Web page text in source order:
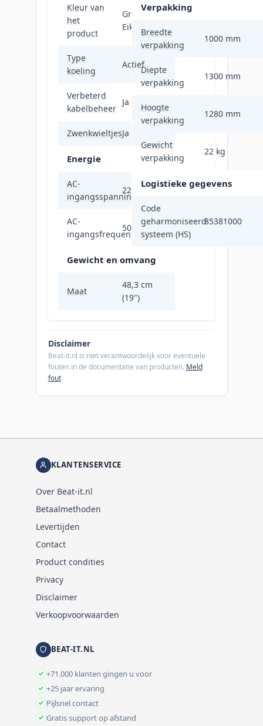
Kleur van
het
product
Grijs,
Eiken
Type
koeling
Actief
Verbeterd
kabelbeheer
Ja
ZwenkwieltjesJa
Energie
AC-
ingangsspanning
220 - 240 V
AC-
ingangsfrequentie
50 - 60 Hz
Gewicht en omvang
Maat
48,3 cm
(19")
Verpakking
Breedte
verpakking
1000 mm
Diepte
verpakking
1300 mm
Hoogte
verpakking
1280 mm
Gewicht
verpakking
22 kg
Logistieke gegevens
Code
geharmoniseerd
systeem (HS)
85381000
Disclaimer
Beat-it.nl is niet verantwoordelijk voor eventuele
fouten in de documentatie van producten. Meld
fout
KLANTENSERVICE
Over Beat-it.nl
Betaalmethoden
Levertijden
Contact
Product condities
Privacy
Disclaimer
Verkoopvoorwaarden
BEAT-IT.NL
+71.000 klanten gingen u voor
+25 jaar ervaring
Pijlsnel contact
Gratis support op afstand